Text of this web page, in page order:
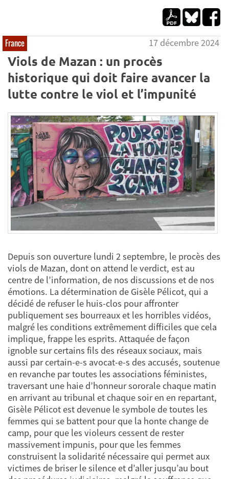
France 17 décembre 2024
Viols de Mazan : un procès
historique qui doit faire avancer la
lutte contre le viol et l’impunité
Depuis son ouverture lundi 2 septembre, le procès des
viols de Mazan, dont on attend le verdict, est au
centre de l’information, de nos discussions et de nos
émotions. La détermination de Gisèle Pélicot, qui a
décidé de refuser le huis-clos pour affronter
publiquement ses bourreaux et les horribles vidéos,
malgré les conditions extrêmement difficiles que cela
implique, frappe les esprits. Attaquée de façon
ignoble sur certains fils des réseaux sociaux, mais
aussi par certain-e-s avocat-e-s des accusés, soutenue
en revanche par toutes les associations féministes,
traversant une haie d’honneur sororale chaque matin
en arrivant au tribunal et chaque soir en en repartant,
Gisèle Pélicot est devenue le symbole de toutes les
femmes qui se battent pour que la honte change de
camp, pour que les violeurs cessent de rester
massivement impunis, pour que les femmes
construisent la solidarité nécessaire qui permet aux
victimes de briser le silence et d’aller jusqu’au bout